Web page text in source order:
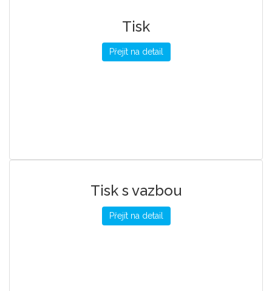
Tisk
Přejít na detail
Tisk s vazbou
Přejít na detail